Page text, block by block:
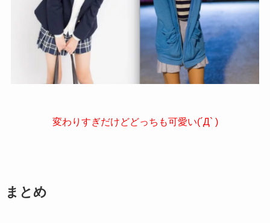
変わりすぎだけどどっちも可愛い(´Д` )
まとめ